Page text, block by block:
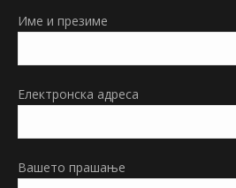
new
Име и презиме
Електронска адреса
Вашето прашање